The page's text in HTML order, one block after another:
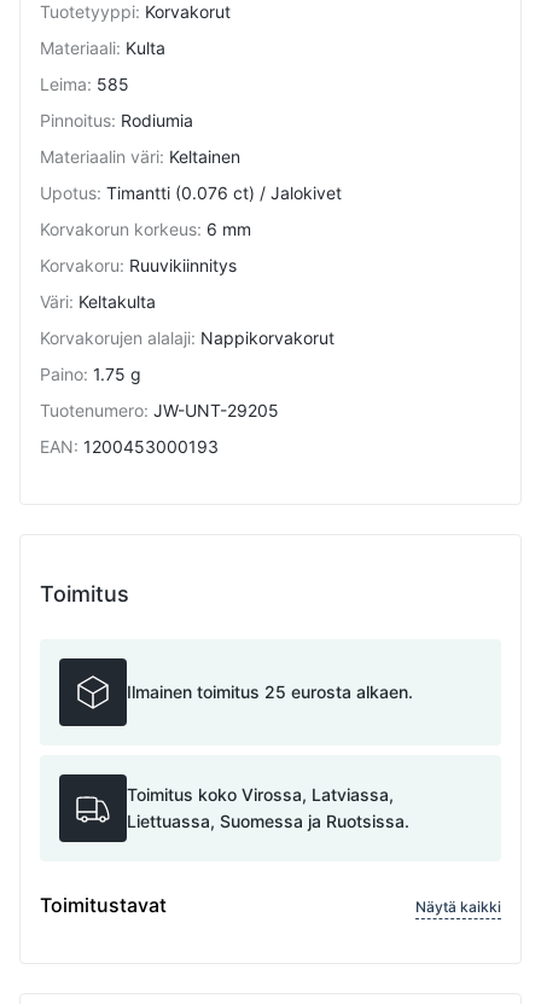
Tuotetyyppi: Korvakorut
Materiaali: Kulta
Leima: 585
Pinnoitus: Rodiumia
Materiaalin väri: Keltainen
Upotus: Timantti (0.076 ct) / Jalokivet
Korvakorun korkeus: 6 mm
Korvakoru: Ruuvikiinnitys
Väri: Keltakulta
Korvakorujen alalaji: Nappikorvakorut
Paino: 1.75 g
Tuotenumero: JW-UNT-29205
EAN: 1200453000193
Toimitus
Ilmainen toimitus 25 eurosta alkaen.
Toimitus koko Virossa, Latviassa,
Liettuassa, Suomessa ja Ruotsissa.
Toimitustavat Näytä kaikki